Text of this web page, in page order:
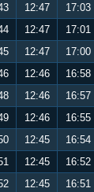
12:47 17:03
12:47 17:01
12:47 17:00
12:46 16:58
12:46 16:57
12:46 16:55
12:45 16:54
12:45 16:52
12:45 16:51